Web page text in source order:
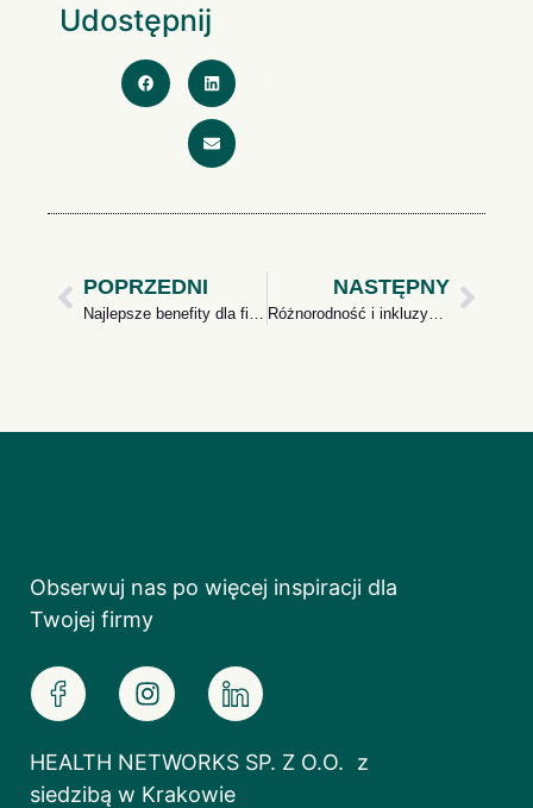
Udostępnij
POPRZEDNI NASTĘPNY
Różnorodność i inkluzywność w miejscu pracy
Obserwuj nas po więcej inspiracji dla
Twojej firmy
HEALTH NETWORKS SP. Z O.O. z
siedzibą w Krakowie